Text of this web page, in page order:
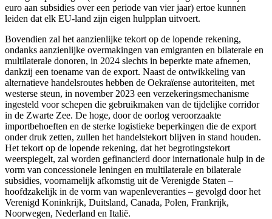
euro aan subsidies over een periode van vier jaar) ertoe kunnen
leiden dat elk EU-land zijn eigen hulpplan uitvoert.
Bovendien zal het aanzienlijke tekort op de lopende rekening,
ondanks aanzienlijke overmakingen van emigranten en bilaterale en
multilaterale donoren, in 2024 slechts in beperkte mate afnemen,
dankzij een toename van de export. Naast de ontwikkeling van
alternatieve handelsroutes hebben de Oekraïense autoriteiten, met
westerse steun, in november 2023 een verzekeringsmechanisme
ingesteld voor schepen die gebruikmaken van de tijdelijke corridor
in de Zwarte Zee. De hoge, door de oorlog veroorzaakte
importbehoeften en de sterke logistieke beperkingen die de export
onder druk zetten, zullen het handelstekort blijven in stand houden.
Het tekort op de lopende rekening, dat het begrotingstekort
weerspiegelt, zal worden gefinancierd door internationale hulp in de
vorm van concessionele leningen en multilaterale en bilaterale
subsidies, voornamelijk afkomstig uit de Verenigde Staten –
hoofdzakelijk in de vorm van wapenleveranties – gevolgd door het
Verenigd Koninkrijk, Duitsland, Canada, Polen, Frankrijk,
Noorwegen, Nederland en Italië.